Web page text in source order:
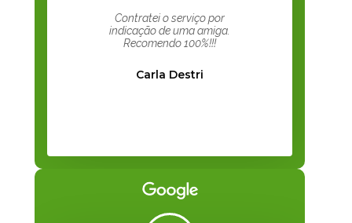
Contratei o serviço por
indicação de uma amiga.
Recomendo 100%!!!
Carla Destri